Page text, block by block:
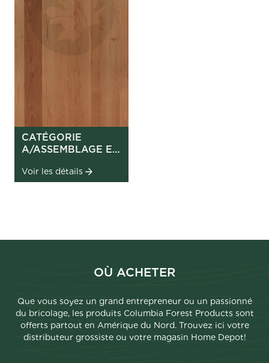
CATÉGORIE
A/ASSEMBLAGE EN
Voir les détails
OÙ ACHETER
Que vous soyez un grand entrepreneur ou un passionné
du bricolage, les produits Columbia Forest Products sont
offerts partout en Amérique du Nord. Trouvez ici votre
distributeur grossiste ou votre magasin Home Depot!